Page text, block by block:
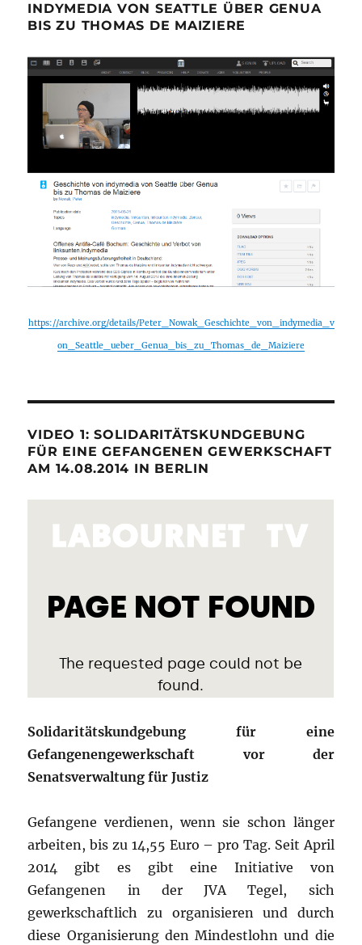
INDYMEDIA VON SEATTLE ÜBER GENUA
BIS ZU THOMAS DE MAIZIERE
https://archive.org/details/Peter_Nowak_Geschichte_von_indymedia_v
on_Seattle_ueber_Genua_bis_zu_Thomas_de_Maiziere
VIDEO 1: SOLIDARITÄTSKUNDGEBUNG
FÜR EINE GEFANGENEN GEWERKSCHAFT
AM 14.08.2014 IN BERLIN
Solidaritätskundgebung für eine
Gefangenengewerkschaft vor der
Senatsverwaltung für Justiz
Gefangene verdienen, wenn sie schon länger
arbeiten, bis zu 14,55 Euro – pro Tag. Seit April
2014 gibt es gibt eine Initiative von
Gefangenen in der JVA Tegel, sich
gewerkschaftlich zu organisieren und durch
diese Organisierung den Mindestlohn und die